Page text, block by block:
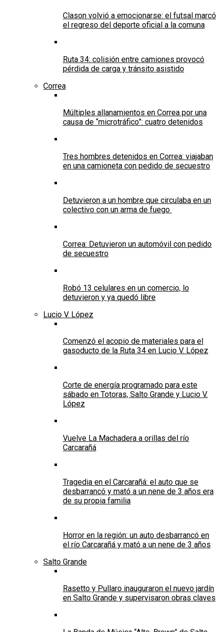
Clason volvió a emocionarse: el futsal marcó
el regreso del deporte oficial a la comuna
Ruta 34: colisión entre camiones provocó
pérdida de carga y tránsito asistido
Correa
Múltiples allanamientos en Correa por una
causa de “microtráfico”: cuatro detenidos
Tres hombres detenidos en Correa: viajaban
en una camioneta con pedido de secuestro
Detuvieron a un hombre que circulaba en un
colectivo con un arma de fuego
Correa: Detuvieron un automóvil con pedido
de secuestro
Robó 13 celulares en un comercio, lo
detuvieron y ya quedó libre
Lucio V. López
Comenzó el acopio de materiales para el
gasoducto de la Ruta 34 en Lucio V. López
Corte de energía programado para este
sábado en Totoras, Salto Grande y Lucio V.
López
Vuelve La Machadera a orillas del río
Carcarañá
Tragedia en el Carcarañá: el auto que se
desbarrancó y mató a un nene de 3 años era
de su propia familia
Horror en la región: un auto desbarrancó en
el río Carcarañá y mató a un nene de 3 años
Salto Grande
Rasetto y Pullaro inauguraron el nuevo jardín
en Salto Grande y supervisaron obras claves